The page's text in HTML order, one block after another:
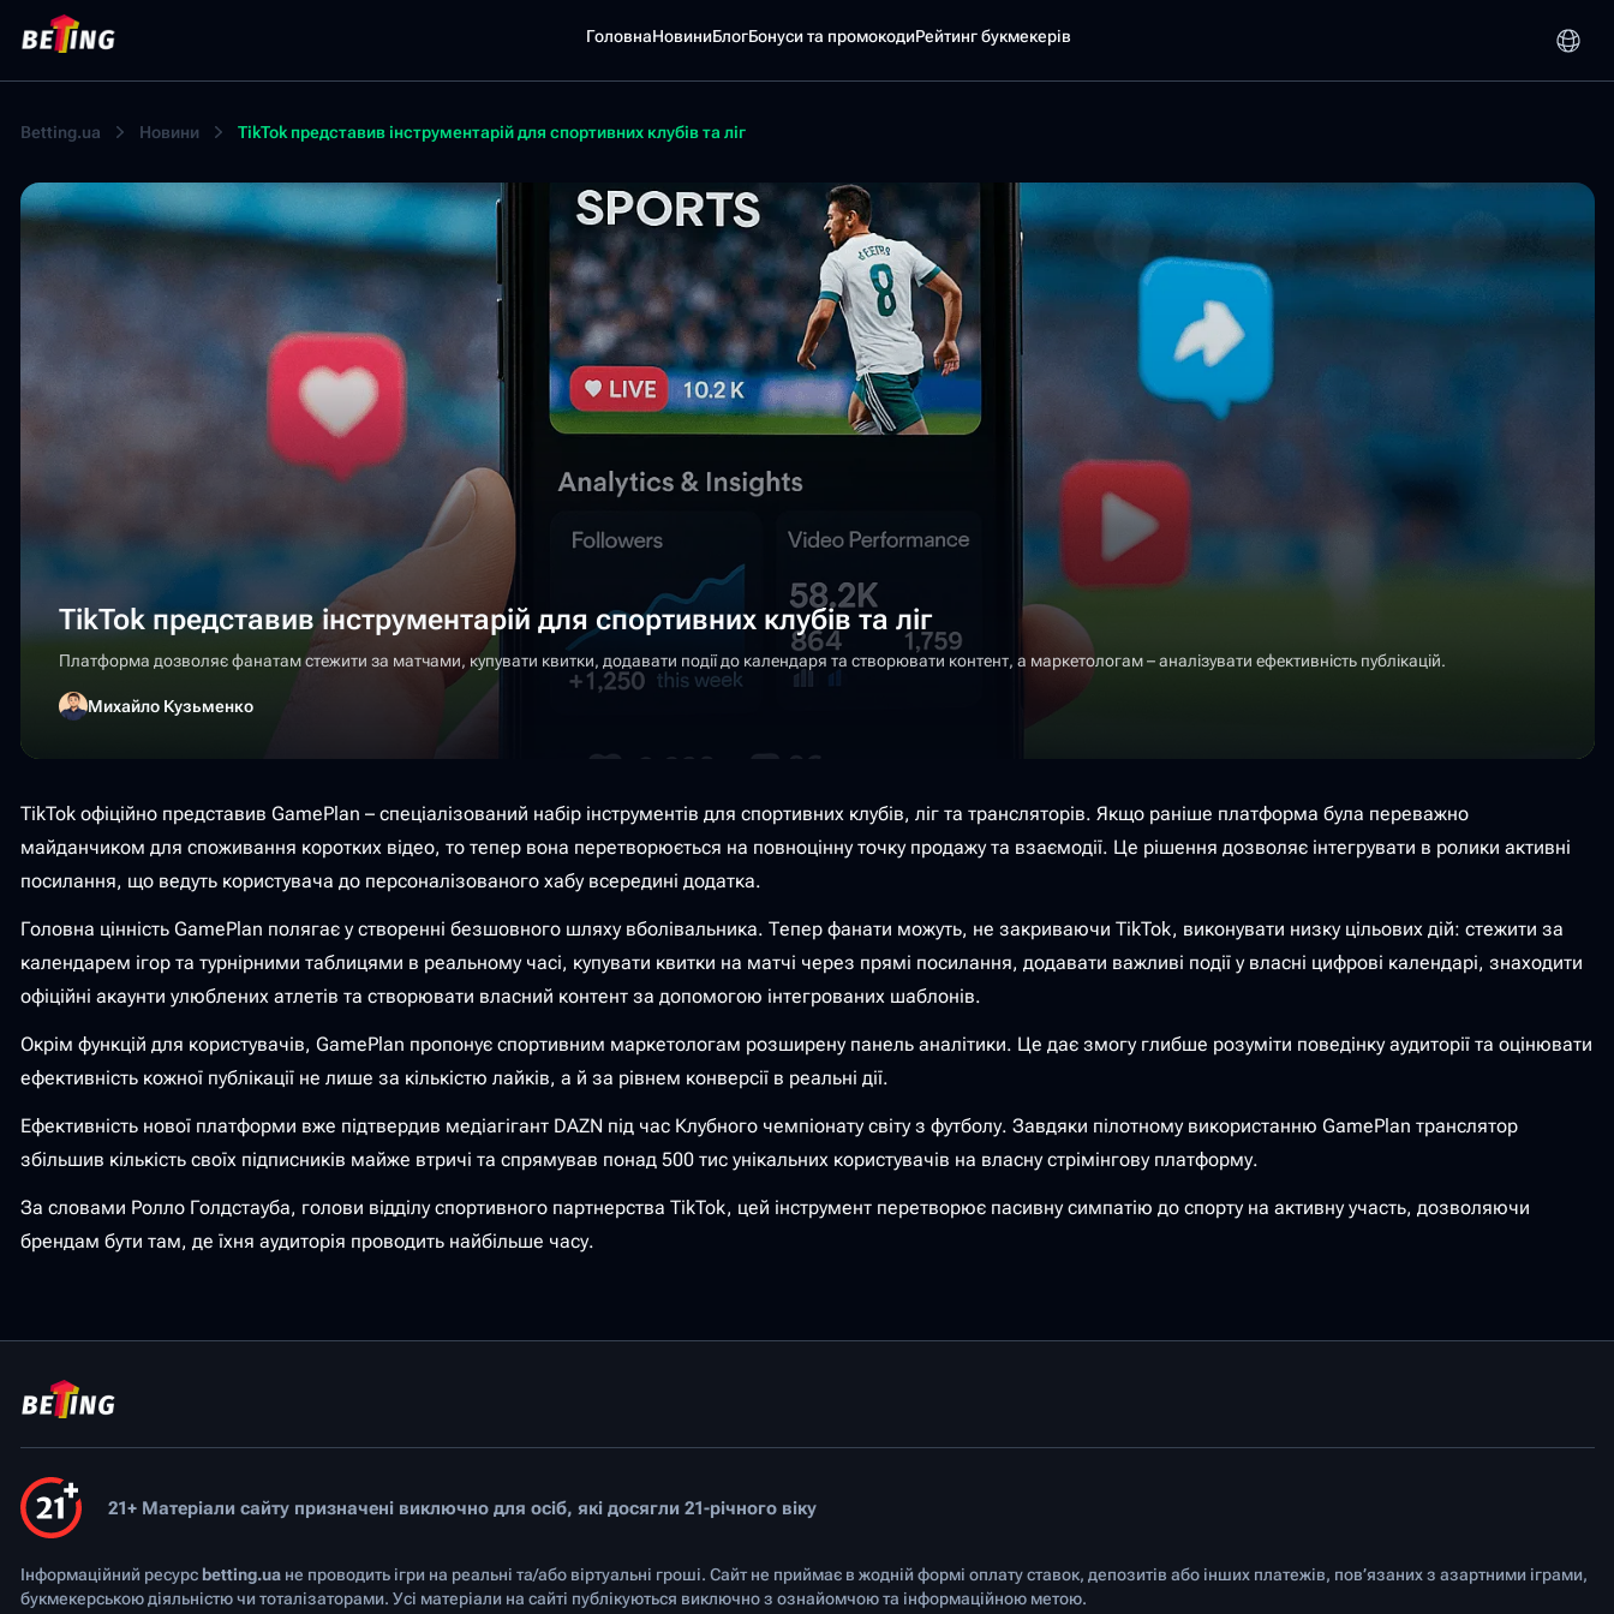
ГоловнаНовиниБлогБонуси та промокодиPейтинг букмекерів
Betting.ua Новини TikTok представив інструментарій для спортивних клубів та ліг
TikTok представив інструментарій для спортивних клубів та ліг
Платформа дозволяє фанатам стежити за матчами, купувати квитки, додавати події до календаря та створювати контент, а маркетологам – аналізувати ефективність публікацій.
Михайло Кузьменко
TikTok офіційно представив GamePlan – спеціалізований набір інструментів для спортивних клубів, ліг та трансляторів. Якщо раніше платформа була переважно
майданчиком для споживання коротких відео, то тепер вона перетворюється на повноцінну точку продажу та взаємодії. Це рішення дозволяє інтегрувати в ролики активні
посилання, що ведуть користувача до персоналізованого хабу всередині додатка.
Головна цінність GamePlan полягає у створенні безшовного шляху вболівальника. Тепер фанати можуть, не закриваючи TikTok, виконувати низку цільових дій: стежити за
календарем ігор та турнірними таблицями в реальному часі, купувати квитки на матчі через прямі посилання, додавати важливі події у власні цифрові календарі, знаходити
офіційні акаунти улюблених атлетів та створювати власний контент за допомогою інтегрованих шаблонів.
Окрім функцій для користувачів, GamePlan пропонує спортивним маркетологам розширену панель аналітики. Це дає змогу глибше розуміти поведінку аудиторії та оцінювати
ефективність кожної публікації не лише за кількістю лайків, а й за рівнем конверсії в реальні дії.
Ефективність нової платформи вже підтвердив медіагігант DAZN під час Клубного чемпіонату світу з футболу. Завдяки пілотному використанню GamePlan транслятор
збільшив кількість своїх підписників майже втричі та спрямував понад 500 тис унікальних користувачів на власну стрімінгову платформу.
За словами Ролло Голдстауба, голови відділу спортивного партнерства TikTok, цей інструмент перетворює пасивну симпатію до спорту на активну участь, дозволяючи
брендам бути там, де їхня аудиторія проводить найбільше часу.
21+ Матеріали сайту призначені виключно для осіб, які досягли 21-річного віку
Інформаційний ресурс betting.uaне проводить ігри на реальні та/або віртуальні гроші. Сайт не приймає в жодній формі оплату ставок, депозитів або інших платежів, пов’язаних з азартними іграми,
букмекерською діяльністю чи тоталізаторами. Усі матеріали на сайті публікуються виключно з ознайомчою та інформаційною метою.